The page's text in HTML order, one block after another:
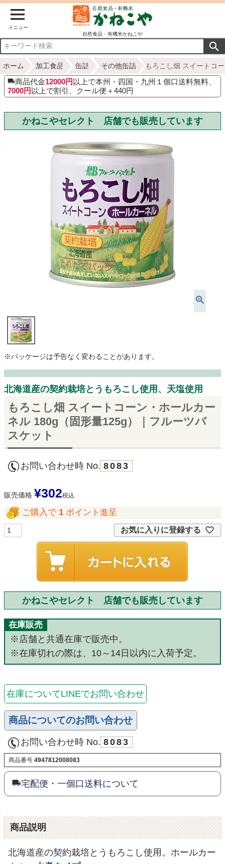
メニュー
自然食品・有機米かねこや
ホーム 加工食品 缶詰 その他缶詰 もろこし畑 スイートコ
商品代金12000円 以上で本州・四国・九州１個口送料無料、
7000円 以上で割引、クール便＋440円
かねこやセレクト 店舗でも販売しています
※パッケージは予告なく変わることがあります。
北海道産の契約栽培とうもろこし使用、天塩使用
もろこし畑 スイートコーン・ホールカー
ネル 180g（固形量125g）｜フルーツバ
スケット
お問い合わせ時 No. 8083
販売価格 ¥302税込
ご購入で 1 ポイント進呈
お気に入りに登録する
かねこやセレクト 店舗でも販売しています
在庫販売
※店舗と共通在庫で販売中。
※在庫切れの際は、10～14日以内に入荷予定。
在庫についてLINEでお問い合わせ
商品についてのお問い合わせ
お問い合わせ時 No. 8083
商品番号 4947812008083
宅配便・一個口送料について
商品説明
北海道産の契約栽培とうもろこし使用。ホールカー